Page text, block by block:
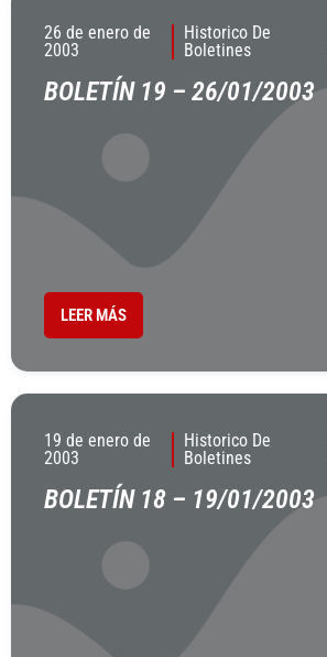
26 de enero de
2003
Historico De
Boletines
BOLETÍN 19 – 26/01/2003
LEER MÁS
19 de enero de
2003
Historico De
Boletines
BOLETÍN 18 – 19/01/2003